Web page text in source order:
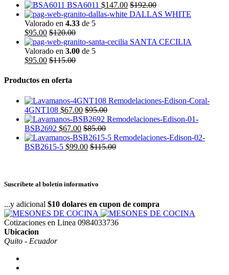
BSA6011 $147.00 $192.00
DALLAS WHITE
Valorado en 4.33 de 5
$95.00 $120.00
SANTA CECILIA
Valorado en 3.00 de 5
$95.00 $115.00
Productos en oferta
4GNT108 $67.00 $95.00
BSB2692 $67.00 $85.00
BSB2615-5 $99.00 $115.00
Suscríbete al boletín informativo
...y adicional $10 dolares en cupon de compra
Cotizaciones en Linea 0984033736
Ubicacion
Quito - Ecuador